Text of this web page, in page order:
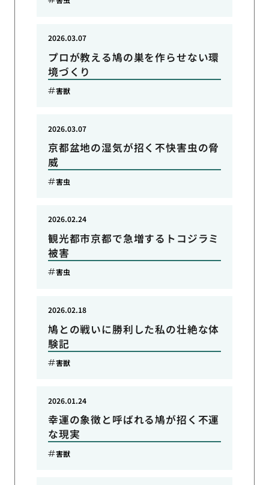
プロが教える鳩の巣を作らせない環
境づくり
2026.03.07
害獣
京都盆地の湿気が招く不快害虫の脅
威
2026.03.07
害虫
観光都市京都で急増するトコジラミ
被害
2026.02.24
害虫
鳩との戦いに勝利した私の壮絶な体
験記
2026.02.18
害獣
幸運の象徴と呼ばれる鳩が招く不運
な現実
2026.01.24
害獣